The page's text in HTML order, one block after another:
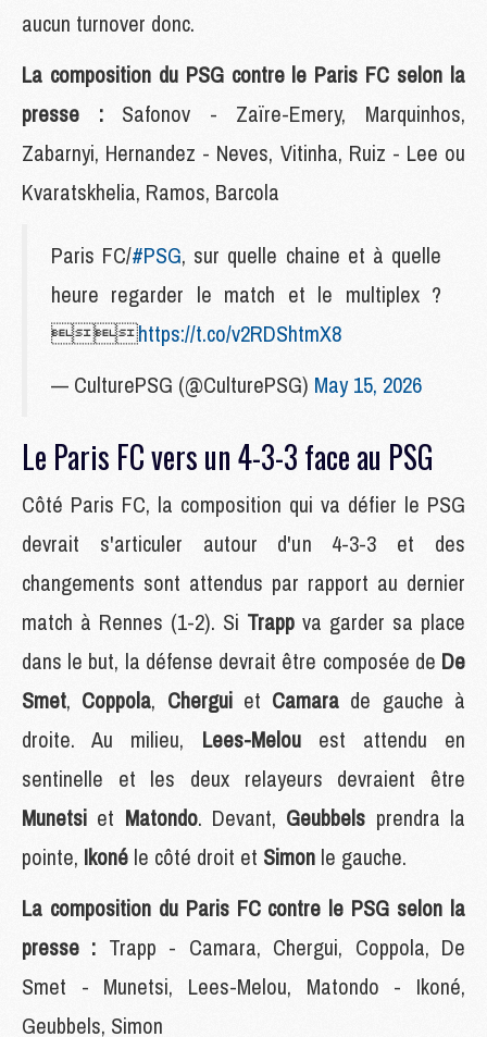
aucun turnover donc.
La composition du PSG contre le Paris FC selon la
presse : Safonov - Zaïre-Emery, Marquinhos,
Zabarnyi, Hernandez - Neves, Vitinha, Ruiz - Lee ou
Kvaratskhelia, Ramos, Barcola
Paris FC/#PSG, sur quelle chaine et à quelle
heure regarder le match et le multiplex ?
https://t.co/v2RDShtmX8
— CulturePSG (@CulturePSG) May 15, 2026
Le Paris FC vers un 4-3-3 face au PSG
Côté Paris FC, la composition qui va défier le PSG
devrait s'articuler autour d'un 4-3-3 et des
changements sont attendus par rapport au dernier
match à Rennes (1-2). Si Trapp va garder sa place
dans le but, la défense devrait être composée de De
Smet, Coppola, Chergui et Camara de gauche à
droite. Au milieu, Lees-Melouest attendu en
sentinelle et les deux relayeurs devraient être
Munetsi et Matondo. Devant, Geubbels prendra la
pointe, Ikoné le côté droit et Simon le gauche.
La composition du Paris FC contre le PSG selon la
presse : Trapp - Camara, Chergui, Coppola, De
Smet - Munetsi, Lees-Melou, Matondo - Ikoné,
Geubbels, Simon